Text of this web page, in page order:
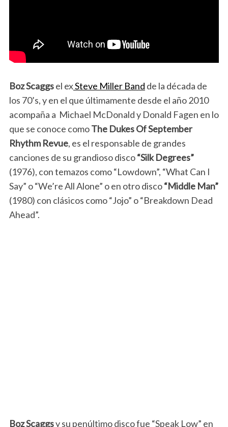
Boz Scaggsel exSteve Miller Band de la década de
los 70’s, y en el que últimamente desde el año 2010
acompaña a Michael McDonald y Donald Fagen en lo
que se conoce comoThe Dukes Of September
Rhythm Revue, es el responsable de grandes
canciones de su grandioso disco“Silk Degrees”
(1976), con temazos como “Lowdown”, “What Can I
Say” o “We’re All Alone” o en otro disco“Middle Man”
(1980) con clásicos como “Jojo” o “Breakdown Dead
Ahead”.
Boz Scaggsy su penúltimo disco fue “Speak Low” en